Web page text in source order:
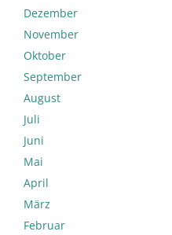
Dezember
November
Oktober
September
August
Juli
Juni
Mai
April
März
Februar